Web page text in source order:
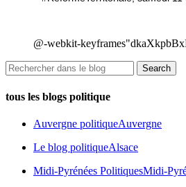
@-webkit-
tous les blogs politique
Auvergne politiqueAuvergne
Le blog politiqueAlsace
Midi-Pyrénées PolitiquesMidi-